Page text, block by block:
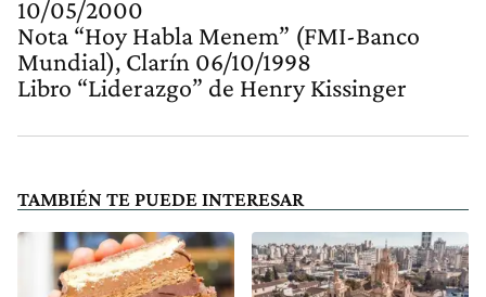
10/05/2000
Nota “Hoy Habla Menem” (FMI-Banco
Mundial), Clarín 06/10/1998
Libro “Liderazgo” de Henry Kissinger
TAMBIÉN TE PUEDE INTERESAR